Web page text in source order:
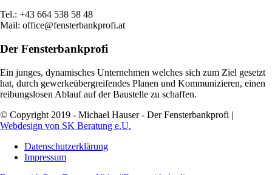
Tel.: +43 664 538 58 48
Mail: office@fensterbankprofi.at
Der Fensterbankprofi
Ein junges, dynamisches Unternehmen welches sich zum Ziel gesetzt
hat, durch gewerkeübergreifendes Planen und Kommunizieren, einen
reibungslosen Ablauf auf der Baustelle zu schaffen.
© Copyright 2019 - Michael Hauser - Der Fensterbankprofi |
Webdesign von SK Beratung e.U.
Datenschutzer­klärung
Impressum